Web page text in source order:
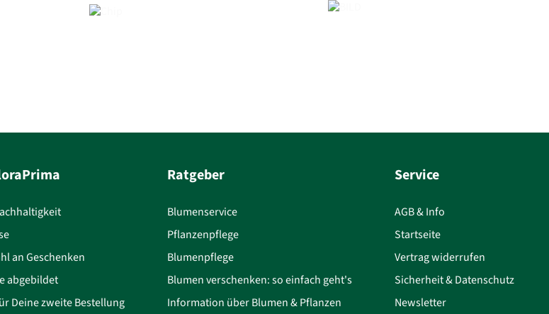
an Geschenken
abgebildet
Deine zweite Bestellung
Ratgeber
Blumenservice
Pflanzenpflege
Blumenpflege
Blumen verschenken: so einfach geht's
Information über Blumen & Pflanzen
Service
AGB & Info
Startseite
Vertrag widerrufen
Sicherheit & Datenschutz
Newsletter